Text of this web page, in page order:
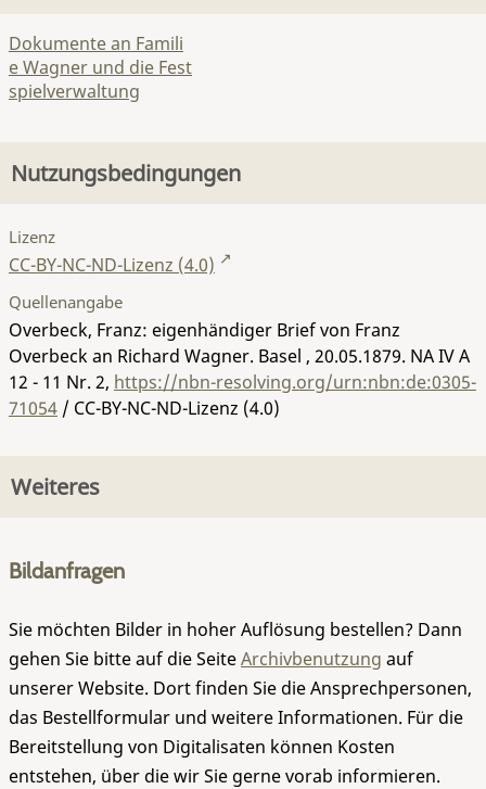
Dokumente an Famili
e Wagner und die Fest
spielverwaltung
Nutzungsbedingungen
Lizenz
CC-BY-NC-ND-Lizenz (4.0)
Quellenangabe
Overbeck, Franz: eigenhändiger Brief von Franz
Overbeck an Richard Wagner. Basel , 20.05.1879. NA IV A
12 - 11 Nr. 2, https://nbn-resolving.org/urn:nbn:de:0305-
71054 / CC-BY-NC-ND-Lizenz (4.0)
Weiteres
Bildanfragen
Sie möchten Bilder in hoher Auflösung bestellen? Dann
gehen Sie bitte auf die SeiteArchivbenutzung auf
unserer Website. Dort finden Sie die Ansprechpersonen,
das Bestellformular und weitere Informationen. Für die
Bereitstellung von Digitalisaten können Kosten
entstehen, über die wir Sie gerne vorab informieren.